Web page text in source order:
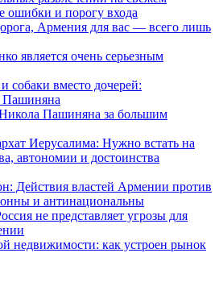
ошибки и порогу входа
Армения для вас — всего лишь
является очень серьезным
собаки вместо дочерей:
Пашиняна
Пашиняна за большим
Иерусалима: Нужно встать на
автономии и достоинства
Действия властей Армении против
и антинациональны
не представляет угрозы для
недвижимости: как устроен рынок